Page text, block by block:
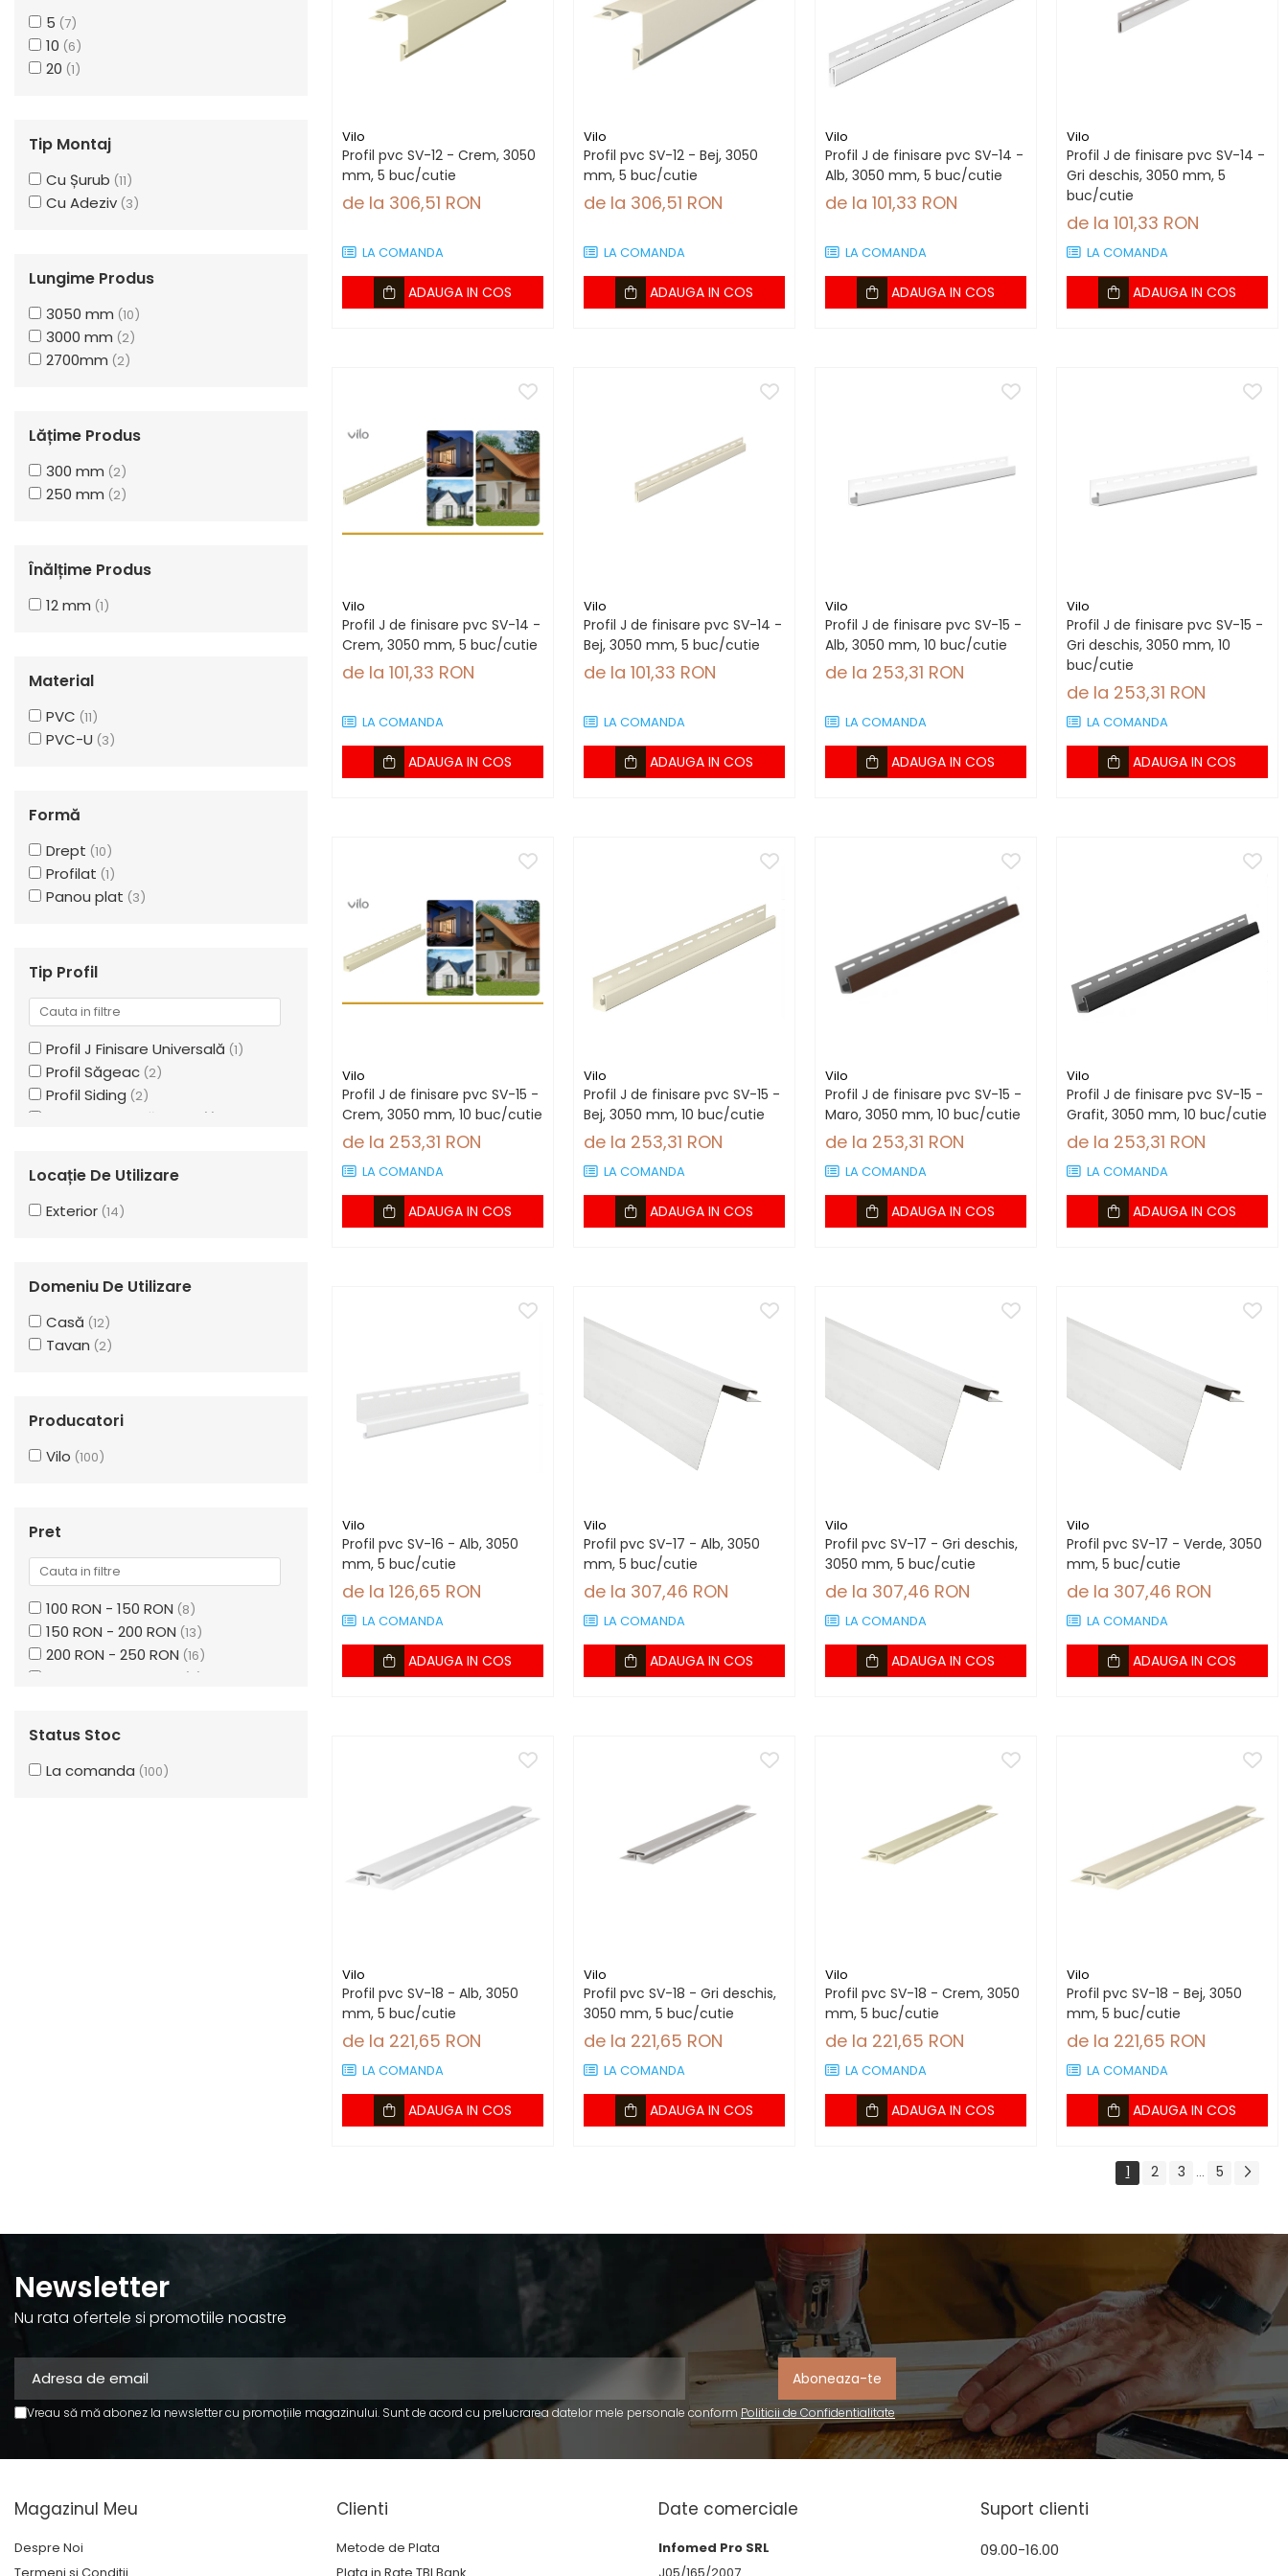
Panouri Decorative
Panouri Decorative SPC
Grafit
Stejar Winchester
Antracit
Fag(1)
Maro Neperforat
Verde(1)
5 (7)
10 (6)
20 (1)
Tip Montaj
Cu Șurub (11)
Cu Adeziv (3)
Lungime Produs
3050 mm (10)
3000 mm (2)
2700mm (2)
Lățime Produs
300 mm (2)
250 mm (2)
Înălțime Produs
12 mm (1)
Material
PVC (11)
PVC-U (3)
Formă
Drept (10)
Profilat (1)
Panou plat (3)
Tip Profil
Profil J Finisare Universală (1)
Profil Săgeac (2)
Profil Siding (2)
Profil de fațadă mare (1)
Profil de fațadă mic
Profil de scurgere
Profil Finisare
Profil de start(1)
Locație De Utilizare
Exterior (14)
Domeniu De Utilizare
Casă (12)
Tavan (2)
Producatori
Vilo (100)
Pret
100 RON - 150 RON (8)
150 RON - 200 RON (13)
200 RON - 250 RON (16)
(9)
500 RON - 750 RON
Status Stoc
La comanda (100)
Vilo
Profil pvc SV-12 - Crem, 3050
mm, 5 buc/cutie
de la 306,51 RON
LA COMANDA
ADAUGA IN COS
Vilo
Profil pvc SV-12 - Bej, 3050
mm, 5 buc/cutie
de la 306,51 RON
LA COMANDA
ADAUGA IN COS
Vilo
Profil J de finisare pvc SV-14 -
Alb, 3050 mm, 5 buc/cutie
de la 101,33 RON
LA COMANDA
ADAUGA IN COS
Vilo
Profil J de finisare pvc SV-14 -
Gri deschis, 3050 mm, 5
buc/cutie
de la 101,33 RON
LA COMANDA
ADAUGA IN COS
Vilo
Profil J de finisare pvc SV-14 -
Crem, 3050 mm, 5 buc/cutie
de la 101,33 RON
LA COMANDA
ADAUGA IN COS
Vilo
Profil J de finisare pvc SV-14 -
Bej, 3050 mm, 5 buc/cutie
de la 101,33 RON
LA COMANDA
ADAUGA IN COS
Vilo
Profil J de finisare pvc SV-15 -
Alb, 3050 mm, 10 buc/cutie
de la 253,31 RON
LA COMANDA
ADAUGA IN COS
Vilo
Profil J de finisare pvc SV-15 -
Gri deschis, 3050 mm, 10
buc/cutie
de la 253,31 RON
LA COMANDA
ADAUGA IN COS
Vilo
Profil J de finisare pvc SV-15 -
Crem, 3050 mm, 10 buc/cutie
de la 253,31 RON
LA COMANDA
ADAUGA IN COS
Vilo
Profil J de finisare pvc SV-15 -
Bej, 3050 mm, 10 buc/cutie
de la 253,31 RON
LA COMANDA
ADAUGA IN COS
Vilo
Profil J de finisare pvc SV-15 -
Maro, 3050 mm, 10 buc/cutie
de la 253,31 RON
LA COMANDA
ADAUGA IN COS
Vilo
Profil J de finisare pvc SV-15 -
Grafit, 3050 mm, 10 buc/cutie
de la 253,31 RON
LA COMANDA
ADAUGA IN COS
Vilo
Profil pvc SV-16 - Alb, 3050
mm, 5 buc/cutie
de la 126,65 RON
LA COMANDA
ADAUGA IN COS
Vilo
Profil pvc SV-17 - Alb, 3050
mm, 5 buc/cutie
de la 307,46 RON
LA COMANDA
ADAUGA IN COS
Vilo
Profil pvc SV-17 - Gri deschis,
3050 mm, 5 buc/cutie
de la 307,46 RON
LA COMANDA
ADAUGA IN COS
Vilo
Profil pvc SV-17 - Verde, 3050
mm, 5 buc/cutie
de la 307,46 RON
LA COMANDA
ADAUGA IN COS
Vilo
Profil pvc SV-18 - Alb, 3050
mm, 5 buc/cutie
de la 221,65 RON
LA COMANDA
ADAUGA IN COS
Vilo
Profil pvc SV-18 - Gri deschis,
3050 mm, 5 buc/cutie
de la 221,65 RON
LA COMANDA
ADAUGA IN COS
Vilo
Profil pvc SV-18 - Crem, 3050
mm, 5 buc/cutie
de la 221,65 RON
LA COMANDA
ADAUGA IN COS
Vilo
Profil pvc SV-18 - Bej, 3050
mm, 5 buc/cutie
de la 221,65 RON
LA COMANDA
ADAUGA IN COS
1 2 3 ... 5
Newsletter
Nu rata ofertele si promotiile noastre
Vreau să mă abonez la newsletter cu promoțiile magazinului. Sunt de acord cu prelucrarea datelor mele personale conform Politicii de Confidentialitate
Magazinul Meu
Despre Noi
Clienti
Metode de Plata
Date comerciale
Infomed Pro SRL
Suport clienti
09.00-16.00